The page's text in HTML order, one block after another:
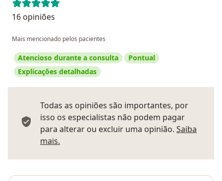
16 opiniões
Mais mencionado pelos pacientes
Atencioso durante a consulta
Pontual
Explicações detalhadas
Todas as opiniões são importantes, por
isso os especialistas não podem pagar
para alterar ou excluir uma opinião. Saiba
mais.